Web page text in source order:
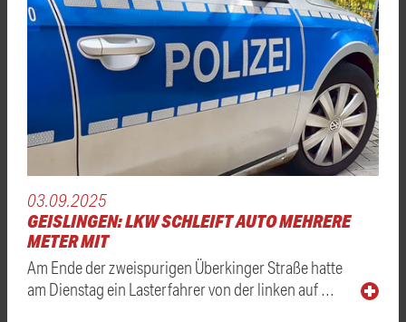
03.09.2025
GEISLINGEN: LKW SCHLEIFT AUTO MEHRERE
METER MIT
Am Ende der zweispurigen Überkinger Straße hatte
am Dienstag ein Lasterfahrer von der linken auf …